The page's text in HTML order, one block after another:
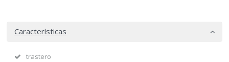
Características
trastero